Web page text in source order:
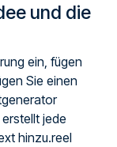
und die
ein, fügen
Sie einen
jede
hinzu.reel